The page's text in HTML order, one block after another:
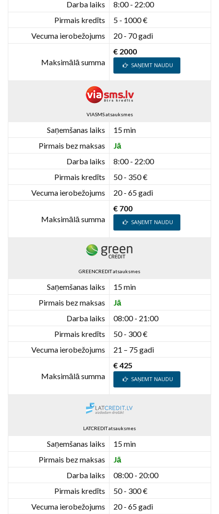
Darba laiks
8:00 - 22:00
Pirmais kredīts
5 - 1000 €
Vecuma ierobežojums
20 - 70 gadi
Maksimālā summa
€ 2000
SAŅEMT NAUDU
VIASMS atsauksmes
Saņemšanas laiks
15 min
Pirmais bez maksas
Jā
Darba laiks
8:00 - 22:00
Pirmais kredīts
50 - 350 €
Vecuma ierobežojums
20 - 65 gadi
Maksimālā summa
€ 700
SAŅEMT NAUDU
GREENCREDIT atsauksmes
Saņemšanas laiks
15 min
Pirmais bez maksas
Jā
Darba laiks
08:00 - 21:00
Pirmais kredīts
50 - 300 €
Vecuma ierobežojums
21 – 75 gadi
Maksimālā summa
€ 425
SAŅEMT NAUDU
LATCREDIT atsauksmes
Saņemšanas laiks
15 min
Pirmais bez maksas
Jā
Darba laiks
08:00 - 20:00
Pirmais kredīts
50 - 300 €
Vecuma ierobežojums
20 - 65 gadi